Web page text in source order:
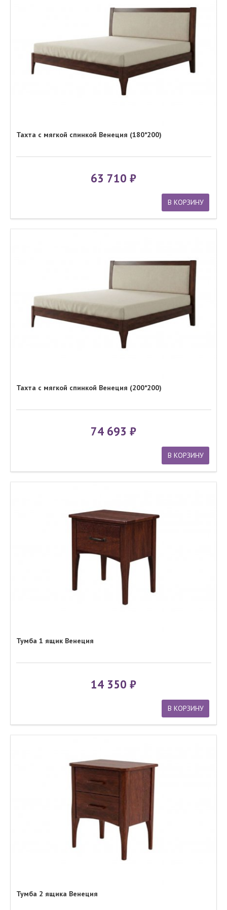
Тахта с мягкой спинкой Венеция (180*200)
63 710
В КОРЗИНУ
Тахта с мягкой спинкой Венеция (200*200)
74 693
В КОРЗИНУ
Тумба 1 ящик Венеция
14 350
В КОРЗИНУ
Тумба 2 ящика Венеция